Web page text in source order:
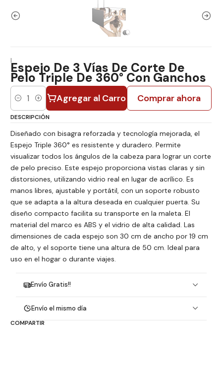
|Espejo De 3 Vías De Corte De
Pelo Triple De 360° Con Ganchos
Cantidad Agregar al Carro Comprar ahora
DESCRIPCIÓN
Diseñado con bisagra reforzada y tecnología mejorada, el
Espejo Triple 360° es resistente y duradero. Permite
visualizar todos los ángulos de la cabeza para lograr un corte
de pelo preciso. Este espejo proporciona vistas claras y sin
distorsiones, utilizando vidrio real en lugar de acrílico. Es
manos libres, ajustable y portátil, con un soporte robusto
que se adapta a la altura deseada en cualquier puerta. Su
diseño compacto facilita su transporte en la maleta. El
material del marco es ABS y el vidrio de alta calidad. Las
dimensiones de cada espejo son 30 cm de ancho por 19 cm
de alto, y el soporte tiene una altura de 50 cm. Ideal para
uso en el hogar o durante viajes.
Envío Gratis!!
Envío el mismo día
COMPARTIR